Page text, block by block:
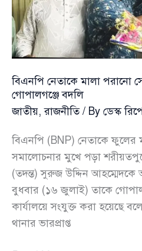
প্রাপ্ত
শিক্ষকদের
ভোট
পুনর্নির্বাচনের
দাবি
বিএনপি নেতাকে মালা পরানো
গোপালগঞ্জে বদলি
জাতীয়,রাজনীতি/ By ডেস্ক
বিএনপি (BNP) নেতাকে ফুলের
সমালোচনার মুখে পড়া
(তদন্ত) সুরুজ উদ্দিন আহম্মেদকে
বুধবার (১৬ জুলাই) তাকে
কার্যালয়ে সংযুক্ত করা হয়েছে
থানার ভারপ্রাপ্ত